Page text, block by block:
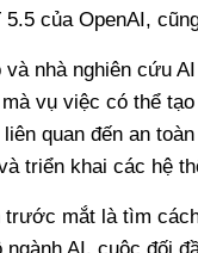
5.5 của OpenAI,
nhà nghiên cứu
vụ việc có thể
quan đến an
triển khai các hệ
mắt là tìm
AI, cuộc đối